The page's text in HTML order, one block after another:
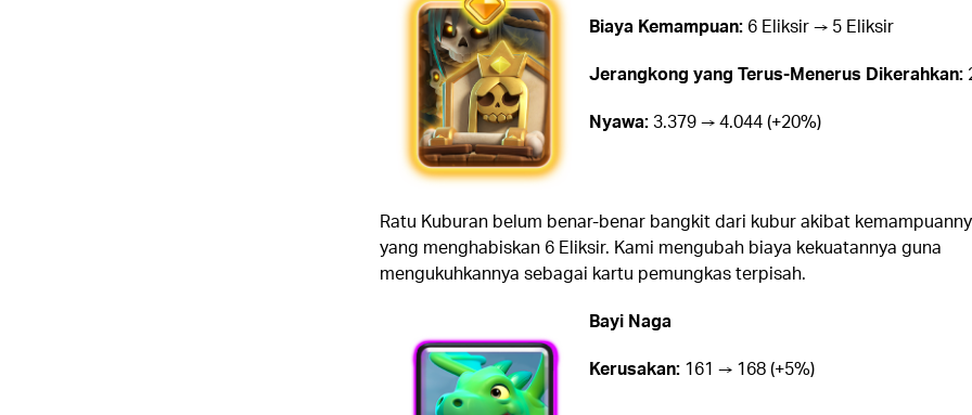
Biaya Kemampuan:6 Eliksir → 5 Eliksir
Jerangkong yang Terus-Menerus Dikerahkan:
Nyawa:3.379 → 4.044 (+20%)
Ratu Kuburan belum benar-benar bangkit dari kubur akibat
yang menghabiskan 6 Eliksir. Kami mengubah biaya kekuatannya guna
mengukuhkannya sebagai kartu pemungkas terpisah.
Bayi Naga
Kerusakan:161 → 168 (+5%)